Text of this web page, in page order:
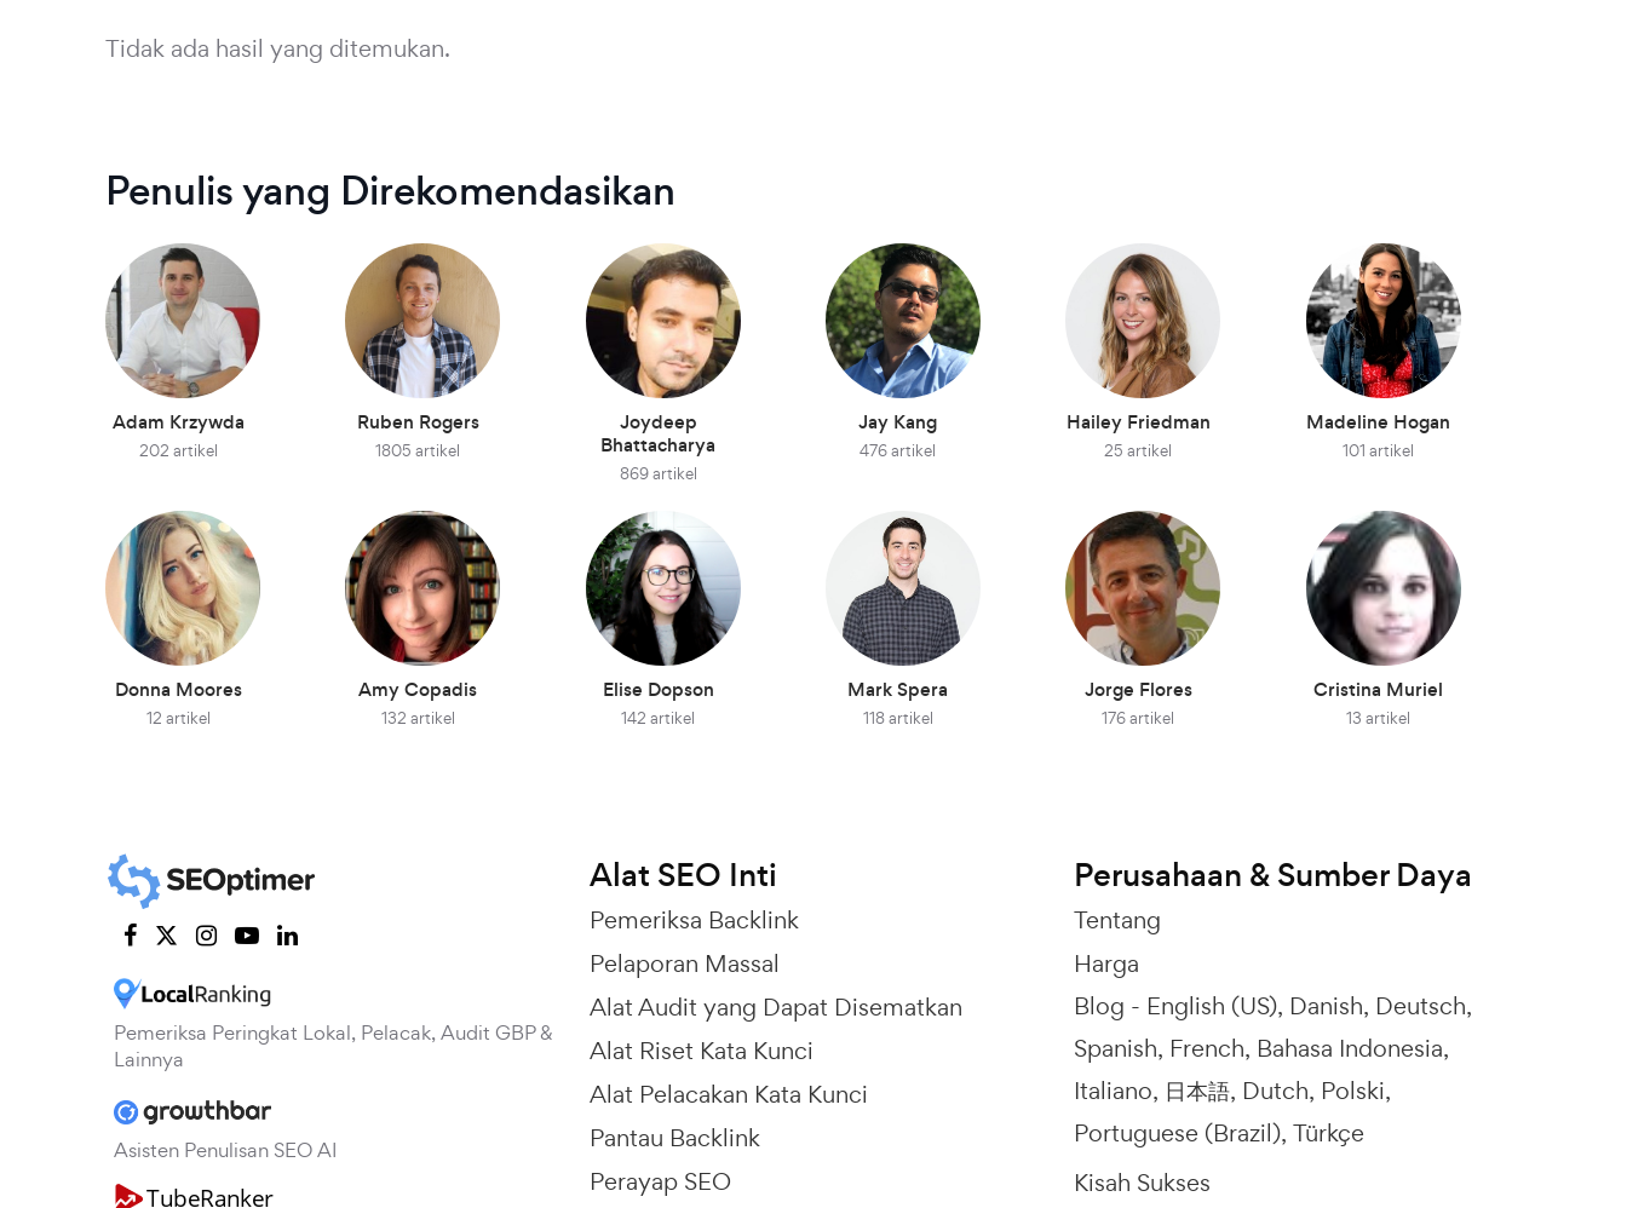
Tidak ada hasil yang ditemukan.
Penulis yang Direkomendasikan
Adam Krzywda
202 artikel
Ruben Rogers
1805 artikel
Joydeep
Bhattacharya
869 artikel
Jay Kang
476 artikel
Hailey Friedman
25 artikel
Madeline Hogan
101 artikel
Donna Moores
12 artikel
Amy Copadis
132 artikel
Elise Dopson
142 artikel
Mark Spera
118 artikel
Jorge Flores
176 artikel
Cristina Muriel
13 artikel
Pemeriksa Peringkat Lokal, Pelacak, Audit GBP &
Lainnya
Asisten Penulisan SEO AI
Alat SEO Inti
Pemeriksa Backlink
Pelaporan Massal
Alat Audit yang Dapat Disematkan
Alat Riset Kata Kunci
Alat Pelacakan Kata Kunci
Pantau Backlink
Perayap SEO
Perusahaan & Sumber Daya
Tentang
Harga
Blog - English (US) Danish Deutsch
Spanish French Bahasa Indonesia
Italiano 日本語 Dutch Polski
Portuguese (Brazil) Türkçe
Kisah Sukses